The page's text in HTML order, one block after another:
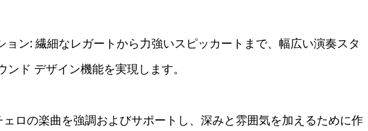
ョン: 繊細なレガートから力強いスピッカートまで、幅広い演奏スタ
ド デザイン機能を実現します。
ロの楽曲を強調およびサポートし、深みと雰囲気を加えるために作